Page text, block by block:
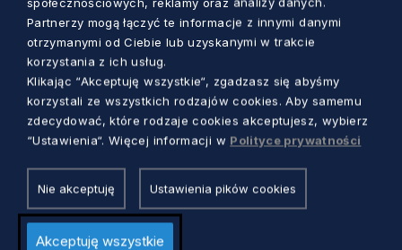
Mimo trudnych czasów związanych z
pandemią, repertuar filharmonii w Gdańsku na
najbliższe tygodnie jest bogaty. Przed
melomanami m.in. koncert symfoniczny
Współczesność i klasyka, Gdański Festiwal
Muzyczny i Gdańska Jesień Pianistyczna.
Filharmonii Bałtyckiej
Partnerzy mogą łączyć te informacje z innymi danymi
otrzymanymi od Ciebie lub uzyskanymi w trakcie
korzystania z ich usług.
Klikając “Akceptuję wszystkie“, zgadzasz się abyśmy
korzystali ze wszystkich rodzajów cookies. Aby samemu
zdecydować, które rodzaje cookies akceptujesz, wybierz
“Ustawienia“. Więcej informacji w Polityce prywatności
Nie akceptuję Ustawienia pików cookies
Akceptuję wszystkie